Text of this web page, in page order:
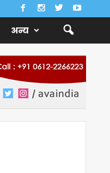
अन्य